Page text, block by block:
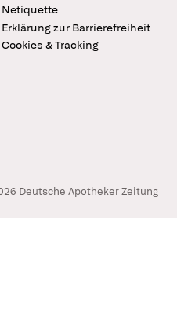
Netiquette
Erklärung zur Barrierefreiheit
Cookies & Tracking
Deutsche Apotheker Zeitung